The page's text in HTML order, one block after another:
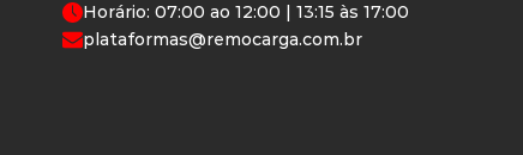
Horário: 07:00 ao 12:00 | 13:15 às 17:00
plataformas@remocarga.com.br